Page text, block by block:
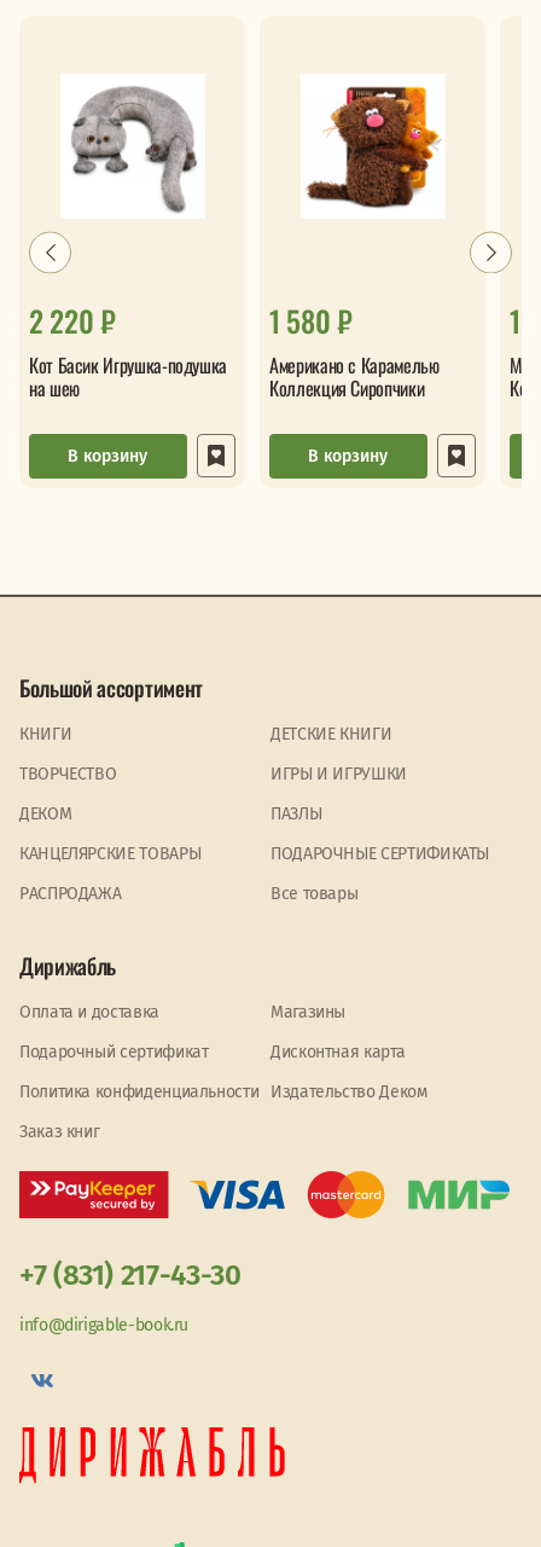
2 220 ₽
Кот Басик Игрушка-подушка
на шею
В корзину
1 580 ₽
Американо с Карамелью
Коллекция Сиропчики
В корзину
1
Большой ассортимент
КНИГИ
ДЕТСКИЕ КНИГИ
ТВОРЧЕСТВО
ИГРЫ И ИГРУШКИ
ДЕКОМ
ПАЗЛЫ
КАНЦЕЛЯРСКИЕ ТОВАРЫ
ПОДАРОЧНЫЕ СЕРТИФИКАТЫ
PАСПРОДАЖА
Все товары
Дирижабль
Оплата и доставка
Магазины
Подарочный сертификат
Дисконтная карта
Политика конфиденциальности
Издательство Деком
Заказ книг
+7 (831) 217-43-30
info@dirigable-book.ru